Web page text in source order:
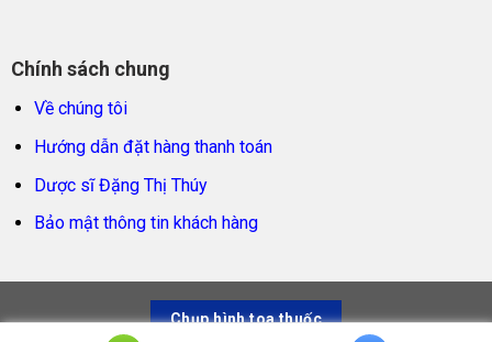
Chính sách chung
Về chúng tôi
Hướng dẫn đặt hàng thanh toán
Dược sĩ Đặng Thị Thúy
Bảo mật thông tin khách hàng
Chụp hình toa thuốc